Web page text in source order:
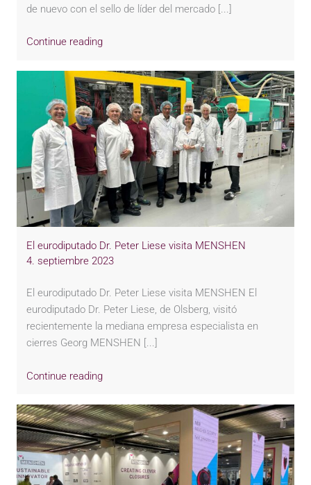
de nuevo con el sello de líder del mercado [...]
Continue reading
El eurodiputado Dr. Peter Liese visita MENSHEN
4. septiembre 2023
El eurodiputado Dr. Peter Liese visita MENSHEN El
eurodiputado Dr. Peter Liese, de Olsberg, visitó
recientemente la mediana empresa especialista en
cierres Georg MENSHEN [...]
Continue reading